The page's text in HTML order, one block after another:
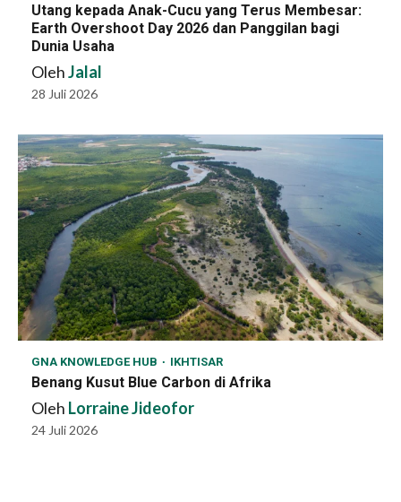
Utang kepada Anak-Cucu yang Terus Membesar:
Earth Overshoot Day 2026 dan Panggilan bagi
Dunia Usaha
OlehJalal
28 Juli 2026
GNA KNOWLEDGE HUB IKHTISAR
Benang Kusut Blue Carbon di Afrika
Oleh Lorraine Jideofor
24 Juli 2026